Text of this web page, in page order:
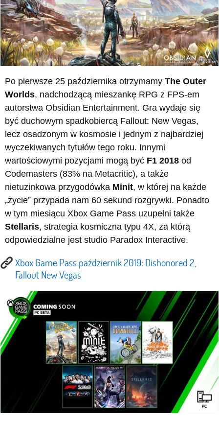
Po pierwsze 25 października otrzymamy The Outer
Worlds, nadchodzącą mieszankę RPG z FPS-em
autorstwa Obsidian Entertainment. Gra wydaje się
być duchowym spadkobiercą Fallout: New Vegas,
lecz osadzonym w kosmosie i jednym z najbardziej
wyczekiwanych tytułów tego roku. Innymi
wartościowymi pozycjami mogą być F1 2018 od
Codemasters (83% na Metacritic), a także
nietuzinkowa przygodówka Minit, w której na każde
„życie” przypada nam 60 sekund rozgrywki. Ponadto
w tym miesiącu Xbox Game Pass uzupełni także
Stellaris, strategia kosmiczna typu 4X, za którą
odpowiedzialne jest studio Paradox Interactive.
Xbox Game Pass październik 2019: Dishonored 2,
Fallout New Vegas